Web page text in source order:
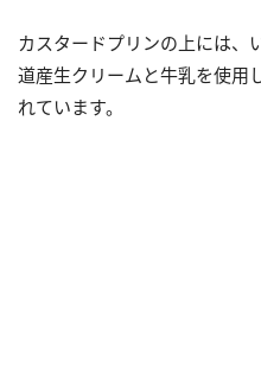
カスタードプリンの上には、
道産生クリームと牛乳を使用
れています。